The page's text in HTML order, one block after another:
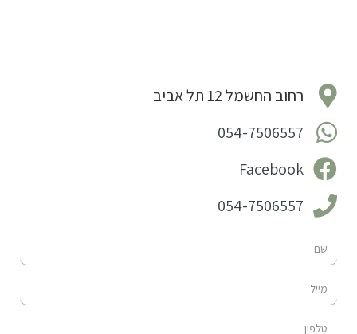
רחוב החשמל 12 תל אביב
054-7506557
Facebook
054-7506557